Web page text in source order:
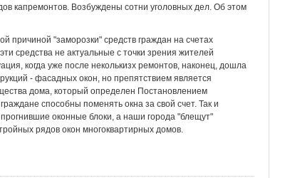
капремонтов. Возбуждены сотни уголовных дел. Об этом
причиной "заморозки" средств граждан на счетах
средства не актуальные с точки зрения жителей
когда уже после неколькизх ремонтов, наконец, дошла
- фасадных окон, но препятствием является
дома, который определен Постановлением
способны поменять окна за свой счет. Так и
оконные блоки, а наши города "блещут"
рядов окон многоквартирных домов.